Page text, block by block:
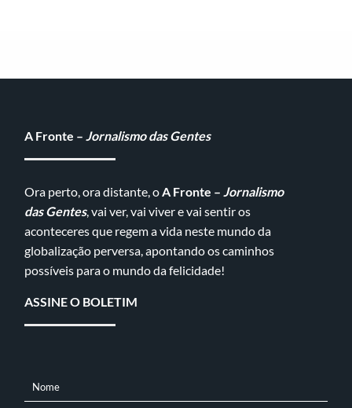
A Fronte – Jornalismo das Gentes
Ora perto, ora distante, oA Fronte – Jornalismo
das Gentes, vai ver, vai viver e vai sentir os
aconteceres que regem a vida neste mundo da
globalização perversa, apontando os caminhos
possíveis para o mundo da felicidade!
ASSINE O BOLETIM
NOME
Nome